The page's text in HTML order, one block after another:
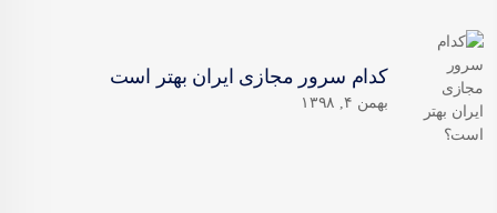
کدام سرور مجازی ایران بهتر است
بهمن ۴, ۱۳۹۸